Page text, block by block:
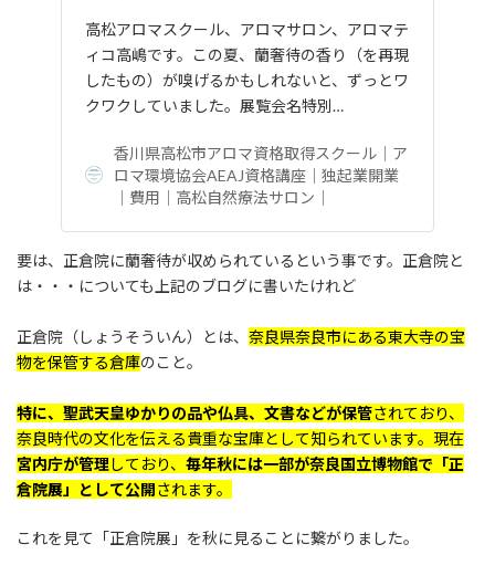
高松アロマスクール、アロマサロン、アロマテ
ィコ高嶋です。この夏、蘭奢待の香り（を再現
したもの）が嗅げるかもしれないと、ずっとワ
クワクしていました。展覧会名特別…
香川県高松市アロマ資格取得スクール｜ア
ロマ環境協会AEAJ資格講座｜独起業開業
｜費用｜高松自然療法サロン｜
要は、正倉院に蘭奢待が収められているという事です。正倉院と
は・・・についても上記のブログに書いたけれど
正倉院（しょうそういん）とは、 奈良県奈良市にある東大寺の宝
物を保管する倉庫のこと。
特に、聖武天皇ゆかりの品や仏具、文書などが保管されており、
奈良時代の文化を伝える貴重な宝庫として知られています。現在
宮内庁が管理 しており、 毎年秋には一部が奈良国立博物館で「正
倉院展」として公開されます。
これを見て「正倉院展」を秋に見ることに繋がりました。